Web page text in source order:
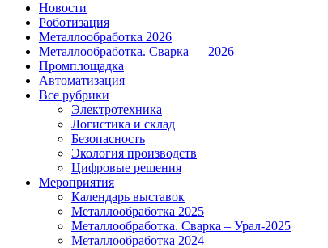
Новости
Роботизация
Металлообработка 2026
Металлообработка. Сварка — 2026
Промплощадка
Автоматизация
Все рубрики
Электротехника
Логистика и склад
Безопасность
Экология производств
Цифровые решения
Мероприятия
Календарь выставок
Металлообработка 2025
Металлообработка. Сварка – Урал-2025
Металлообработка 2024